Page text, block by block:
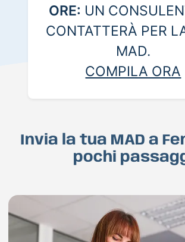
ORE: UN
CONTATTERÀ PER
MAD.
COMPILA ORA
Invia la tua MAD a
pochi